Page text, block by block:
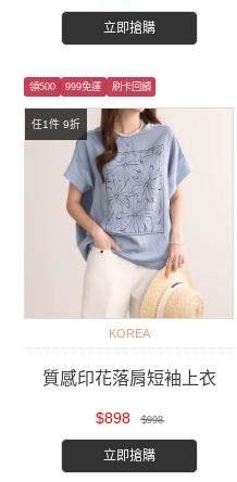
立即搶購
任1件 9折
領500 999免運 刷卡回饋
KOREA
質感印花落肩短袖上衣
$898 $998
立即搶購